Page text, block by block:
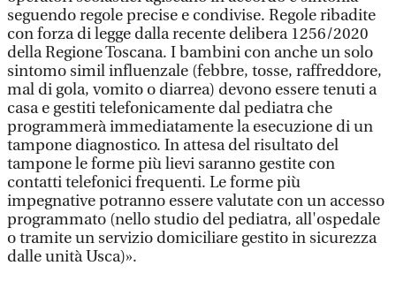
seguendo regole precise e condivise. Regole ribadite
con forza di legge dalla recente delibera 1256/2020
della Regione Toscana. I bambini con anche un solo
sintomo simil influenzale (febbre, tosse, raffreddore,
mal di gola, vomito o diarrea) devono essere tenuti a
casa e gestiti telefonicamente dal pediatra che
programmerà immediatamente la esecuzione di un
tampone diagnostico. In attesa del risultato del
tampone le forme più lievi saranno gestite con
contatti telefonici frequenti. Le forme più
impegnative potranno essere valutate con un accesso
programmato (nello studio del pediatra, all'ospedale
o tramite un servizio domiciliare gestito in sicurezza
dalle unità Usca)».